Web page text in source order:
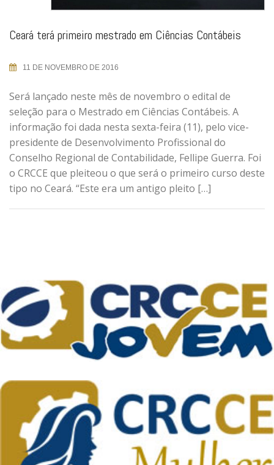
Ceará terá primeiro mestrado em Ciências Contábeis
11 DE NOVEMBRO DE 2016
Será lançado neste mês de novembro o edital de
seleção para o Mestrado em Ciências Contábeis. A
informação foi dada nesta sexta-feira (11), pelo vice-
presidente de Desenvolvimento Profissional do
Conselho Regional de Contabilidade, Fellipe Guerra. Foi
o CRCCE que pleiteou o que será o primeiro curso deste
tipo no Ceará. “Este era um antigo pleito […]